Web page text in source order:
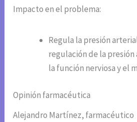
Impacto en el problema:
Regula la presión
regulación de la
la función nerviosa y el
Opinión farmacéutica
Alejandro Martínez, farmacéutico